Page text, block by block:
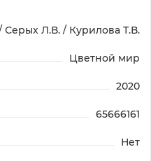
Л.В. / Курилова Т.В.
Цветной мир
2020
65666161
Нет